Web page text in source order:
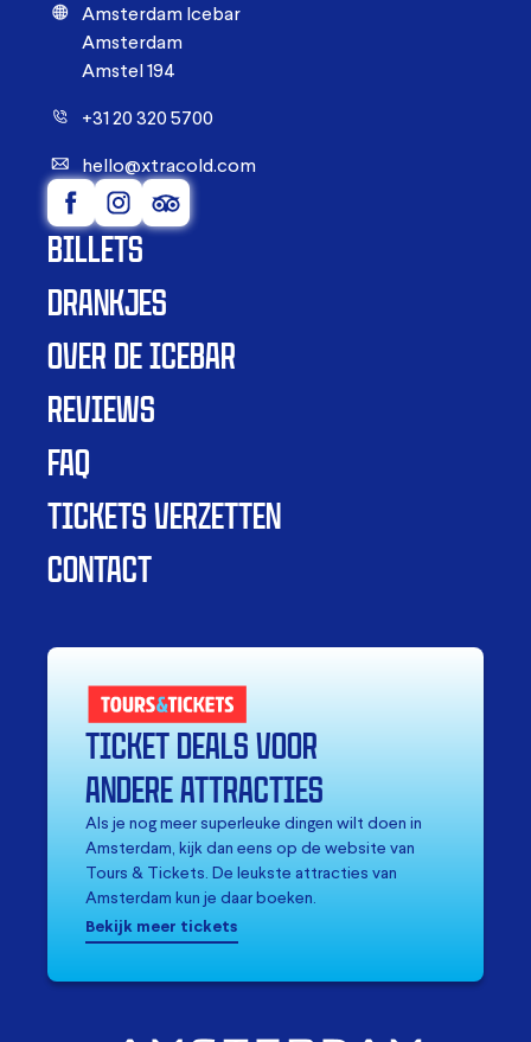
Amsterdam Icebar
Amsterdam
Amstel 194
+31 20 320 5700
hello@xtracold.com
BILLETS
DRANKJES
OVER DE ICEBAR
REVIEWS
FAQ
TICKETS VERZETTEN
CONTACT
TICKET DEALS VOOR
ANDERE ATTRACTIES
Als je nog meer superleuke dingen wilt doen in
Amsterdam, kijk dan eens op de website van
Tours & Tickets. De leukste attracties van
Amsterdam kun je daar boeken.
Bekijk meer tickets